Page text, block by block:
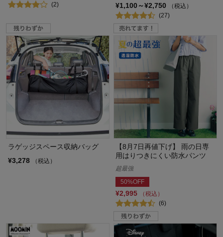
(2) ¥1,100～¥2,750
（税込）
(27)
ラゲッジスペース収納バッグ
¥3,278
（税込）
【8月7日再値下げ】 雨の日専
用はりつきにくい防水パンツ
超最強
50%OFF
¥2,995
（税込）
(6)